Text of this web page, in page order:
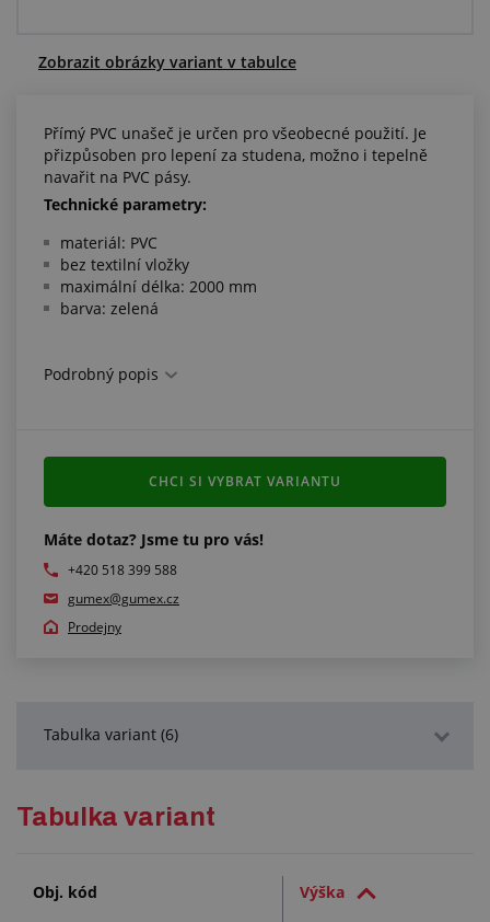
O nás a kariéra
Zobrazit obrázky variant v tabulce
Přímý PVC unašeč je určen pro všeobecné použití. Je
přizpůsoben pro lepení za studena, možno i tepelně
navařit na PVC pásy.
Technické parametry:
materiál: PVC
bez textilní vložky
maximální délka: 2000 mm
barva: zelená
Podrobný popis
Máte dotaz? Jsme tu pro vás!
+420 518 399 588
gumex@gumex.cz
Prodejny
CHCI SI VYBRAT VARIANTU
Tabulka variant (6)
Tabulka variant
Obj. kód Výška